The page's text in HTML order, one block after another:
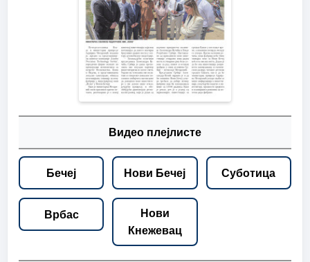
Видео плејлисте
Бечеј Нови Бечеј Суботица
Врбас
Нови
Кнежевац